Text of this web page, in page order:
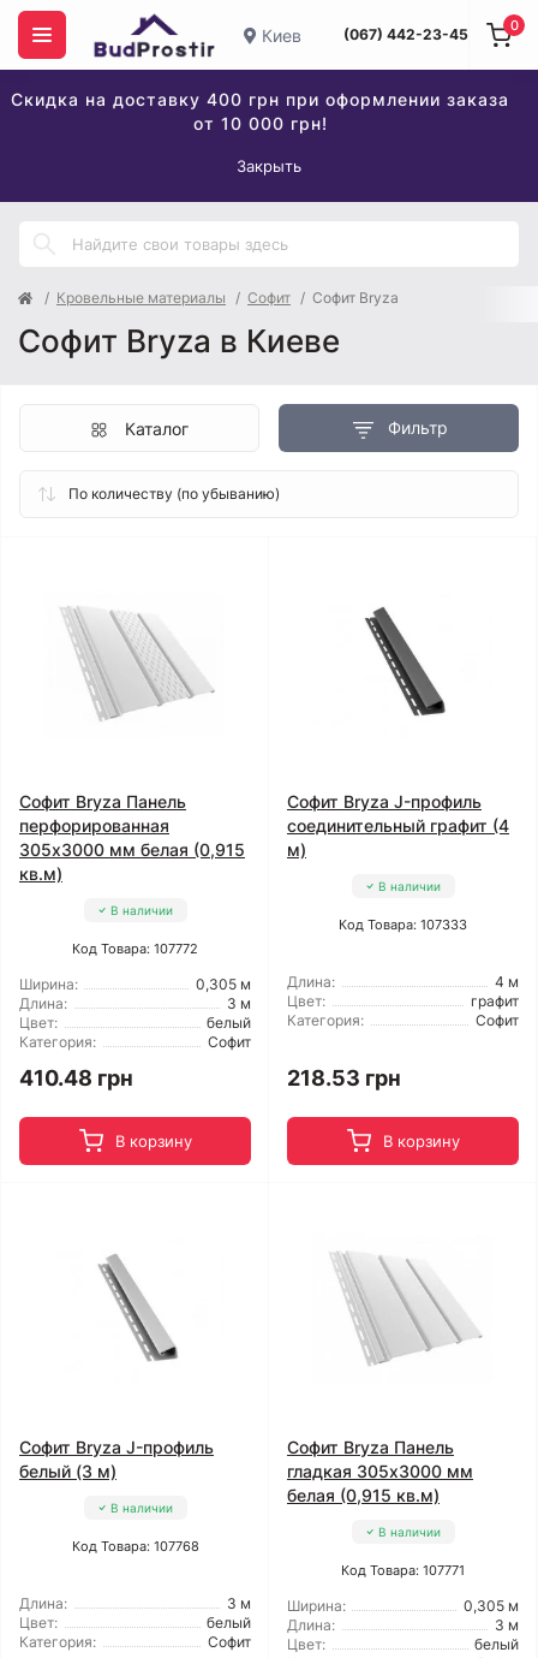
Киев (067) 442-23-45
Скидка на доставку 400 грн при оформлении заказа
от 10 000 грн!
Закрыть
0
Кровельные материалы Софит Софит Bryza
Софит Bryza в Киеве
Фильтр
Каталог
Софит Bryza Панель
перфорированная
305х3000 мм белая (0,915
кв.м)
В наличии
Код Товара: 107772
Ширина:
0,305 м
Длина:
3 м
Цвет:
белый
Категория:
Софит
410.48 грн
В корзину
Софит Bryza J-профиль
соединительный графит (4
м)
В наличии
Код Товара: 107333
Длина:
4 м
Цвет:
графит
Категория:
Софит
218.53 грн
В корзину
Софит Bryza J-профиль
белый (3 м)
В наличии
Код Товара: 107768
Длина:
3 м
Цвет:
белый
Категория:
Софит
Софит Bryza Панель
гладкая 305х3000 мм
белая (0,915 кв.м)
В наличии
Код Товара: 107771
Ширина:
0,305 м
Длина:
3 м
Цвет:
белый